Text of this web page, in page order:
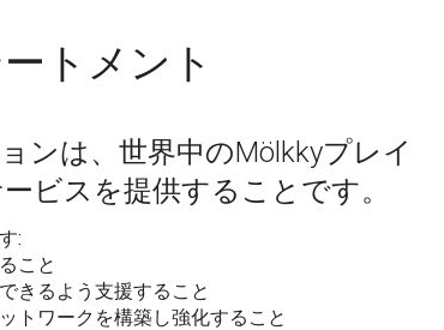
トメント
ンは、世界中のMölkkyプレイ
ビスを提供することです。
:
こと
きるよう支援すること
トワークを構築し強化すること